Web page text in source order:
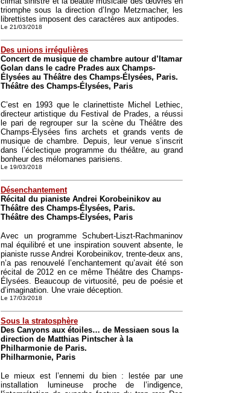
triomphe sous la direction d’Ingo Metzmacher, les
librettistes imposent des caractères aux antipodes.
Le 21/03/2018
Des unions irrégulières
Concert de musique de chambre autour d’Itamar
Golan dans le cadre Prades aux Champs-
Élysées au Théâtre des Champs-Élysées, Paris.
Théâtre des Champs-Élysées, Paris
C’est en 1993 que le clarinettiste Michel Lethiec,
directeur artistique du Festival de Prades, a réussi
le pari de regrouper sur la scène du Théâtre des
Champs-Élysées fins archets et grands vents de
musique de chambre. Depuis, leur venue s’inscrit
dans l’éclectique programme du théâtre, au grand
bonheur des mélomanes parisiens.
Le 19/03/2018
Désenchantement
Récital du pianiste Andrei Korobeinikov au
Théâtre des Champs-Élysées, Paris.
Théâtre des Champs-Élysées, Paris
Avec un programme Schubert-Liszt-Rachmaninov
mal équilibré et une inspiration souvent absente, le
pianiste russe Andrei Korobeinikov, trente-deux ans,
n’a pas renouvelé l’enchantement qu’avait été son
récital de 2012 en ce même Théâtre des Champs-
Élysées. Beaucoup de virtuosité, peu de poésie et
d’imagination. Une vraie déception.
Le 17/03/2018
Sous la stratosphère
Des Canyons aux étoiles… de Messiaen sous la
direction de Matthias Pintscher à la
Philharmonie de Paris.
Philharmonie, Paris
Le mieux est l’ennemi du bien : lestée par une
installation lumineuse proche de l’indigence,